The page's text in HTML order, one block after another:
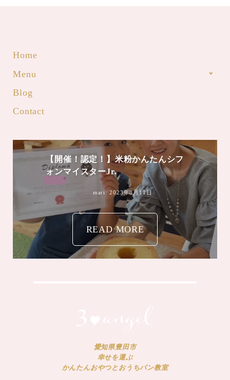
Home
Menu
Blog
Contact
【開催！認定！】米粉かんたんシフ
ォンマイスターJr.
mari 2023年8月11日
READ MORE
愛知県豊田市
幸せを運ぶ
かんたんおやつとおうちパン教室